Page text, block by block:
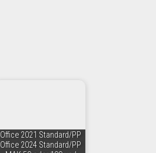
Office 2021 Standard/PP
Office 2024 Standard/PP